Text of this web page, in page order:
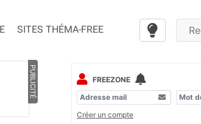
SITES THÉMA-FREE
PUBLICITÉ
FREEZONE
Créer un compte